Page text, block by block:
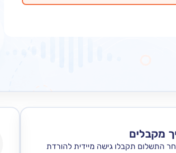
מקבלים
התשלום תקבלו גישה מיידית להורדת